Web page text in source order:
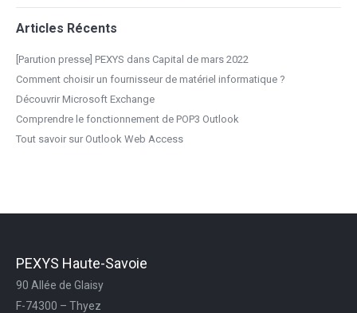
Articles Récents
[Parution presse] PEXYS dans Capital de mars 2022
Comment choisir un fournisseur de matériel informatique ?
Découvrir Microsoft Exchange
Comprendre le fonctionnement de POP3 Outlook
Tout savoir sur Outlook Web Access
PEXYS Haute-Savoie
90 Allée de Glaisy
F-74300 – Thyez